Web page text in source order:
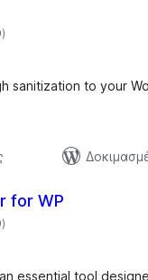
αξιολογήσεις
σύνολο
)
sanitization to your
for WP
αξιολογήσεις
σύνολο
)
essential tool